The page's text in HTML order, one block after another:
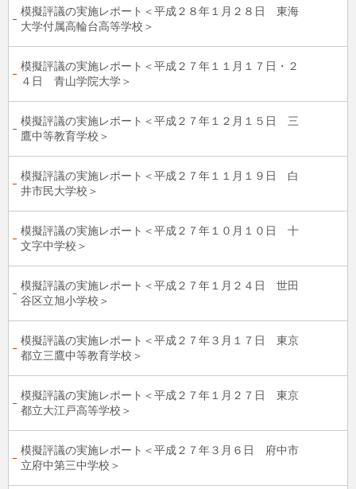
模擬評議の実施レポート＜平成２８年１月２８日 東海
大学付属高輪台高等学校＞
模擬評議の実施レポート＜平成２７年１１月１７日・２
４日 青山学院大学＞
模擬評議の実施レポート＜平成２７年１２月１５日 三
鷹中等教育学校＞
模擬評議の実施レポート＜平成２７年１１月１９日 白
井市民大学校＞
模擬評議の実施レポート＜平成２７年１０月１０日 十
文字中学校＞
模擬評議の実施レポート＜平成２７年１月２４日 世田
谷区立旭小学校＞
模擬評議の実施レポート＜平成２７年３月１７日 東京
都立三鷹中等教育学校＞
模擬評議の実施レポート＜平成２７年１月２７日 東京
都立大江戸高等学校＞
模擬評議の実施レポート＜平成２７年３月６日 府中市
立府中第三中学校＞